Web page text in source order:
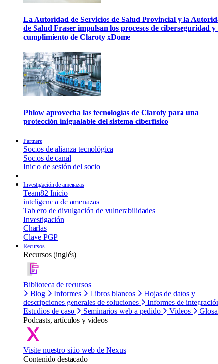
La Autoridad de Servicios de Salud Provincial y la
de Salud Fraser impulsan los procesos de ciberseguridad y
cumplimiento de Claroty xDome
Phlow aprovecha las tecnologías de Claroty para una
protección inigualable del sistema ciberfísico
Partners
Socios de alianza tecnológica
Socios de canal
Inicio de sesión del socio
Investigación de amenazas
Team82 Inicio
inteligencia de amenazas
Tablero de divulgación de vulnerabilidades
Investigación
Charlas
Clave PGP
Recursos
Recursos (inglés)
Biblioteca de recursos
Blog
Informes Libros blancos
Hojas de datos y
descripciones generales de soluciones
Informes de
Estudios de caso
Seminarios web a pedido Videos
Podcasts, artículos y videos
Visite nuestro sitio web de Nexus
Contenido destacado